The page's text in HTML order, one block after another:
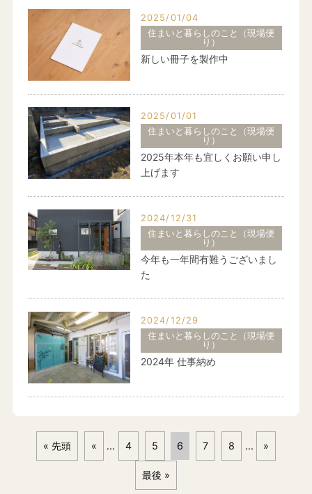
2025/01/04
住まいと暮らしのこと（現場便
り）
新しい冊子を製作中
2025/01/01
住まいと暮らしのこと（現場便
り）
2025年本年も宜しくお願い申し
上げます
2024/12/31
住まいと暮らしのこと（現場便
り）
今年も一年間有難うございまし
た
2024/12/29
住まいと暮らしのこと（現場便
り）
2024年 仕事納め
« 先頭 « ... 4 5 6 7 8 ... »
最後 »